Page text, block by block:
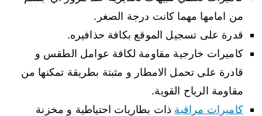
من امامها مهما كانت درجة الصغر.
قدرة على تسجيل الموقع بكافة حذافيره.
كاميرات خارجية مقاومة لكافة عوامل الطقس و
قادرة على تحمل الامطار و مثبتة بطريقة تمكنها من
مقاومة الرياح القوية.
كاميرات مراقبة ذات بطاريات احتياطية و مخزنة